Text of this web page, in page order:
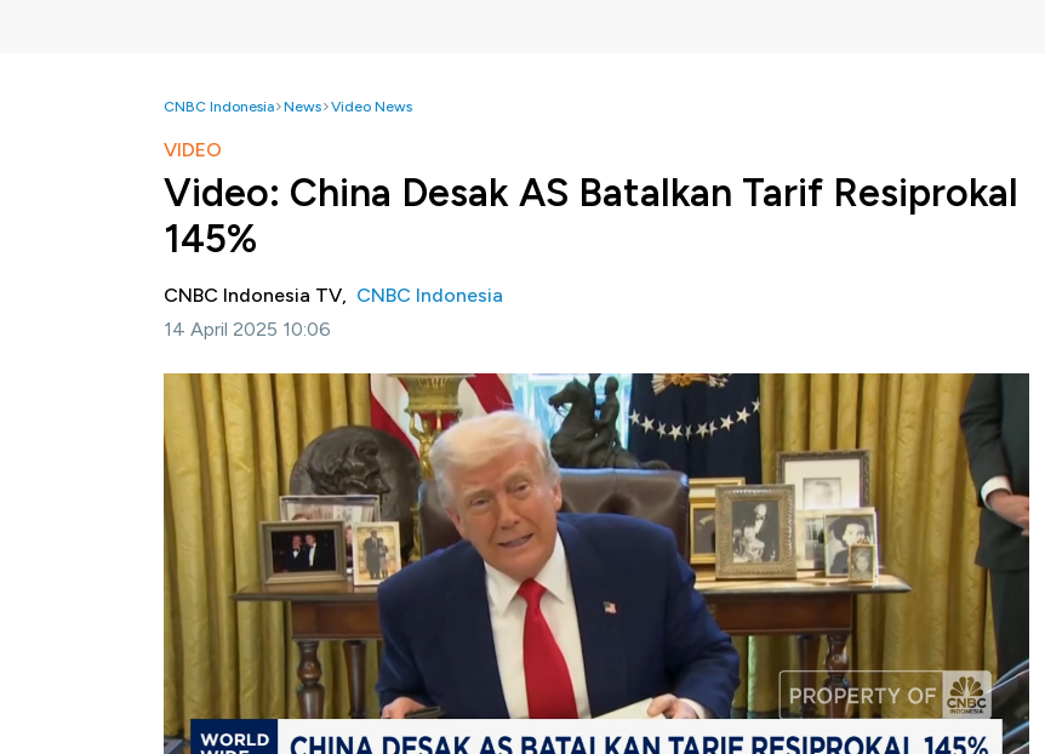
CNBC Indonesia News Video News
VIDEO
Video: China Desak AS Batalkan Tarif Resiprokal
145%
CNBC Indonesia TV, CNBC Indonesia
14 April 2025 10:06
Jakarta, CNBC Indonesia -Pemerintah China meminta Amerika Serikat untuk sepenuhnya
membatalkan tarif timbal balik atau resiprokal sebesar 145% yang ditetapkan Presiden Donald Trump
bukan hanya untuk produk ponsel, laptop dan barang elektronik lainnya yang banyak diimpor dari
China
Selengkapnya dalam program Squawk Box CNBC Indonesia (Senin, 14/04/2025) berikut ini.
#perang dagang #china #amerika serikat